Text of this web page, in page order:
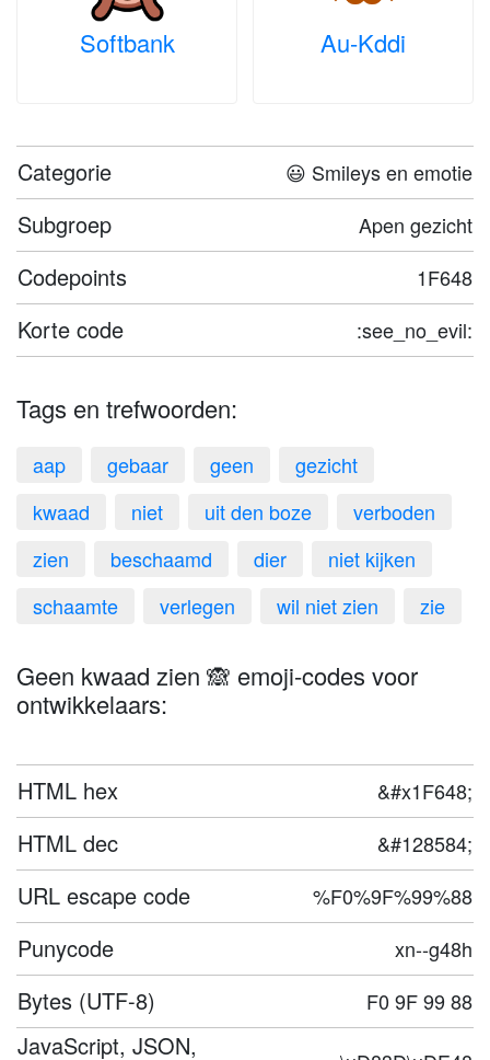
Softbank Au-Kddi
Categorie 😃 Smileys en emotie
Subgroep Apen gezicht
Codepoints 1F648
Korte code :see_no_evil:
Tags en trefwoorden:
aap gebaar geen
gezicht
kwaad
niet uit den boze
verboden
zien
beschaamd dier
niet kijken
schaamte
verlegen wil niet zien zie
Geen kwaad zien 🙈 emoji-codes voor
ontwikkelaars:
HTML hex &#x1F648;
HTML dec &#128584;
URL escape code %F0%9F%99%88
Punycode xn--g48h
Bytes (UTF-8) F0 9F 99 88
JavaScript, JSON,